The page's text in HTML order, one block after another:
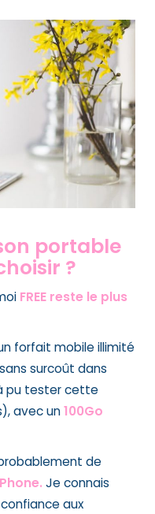
portable
?
FREE reste le plus
forfait mobile illimité
surcoût dans
pu tester cette
avec un100Go
de
Je connais
aux